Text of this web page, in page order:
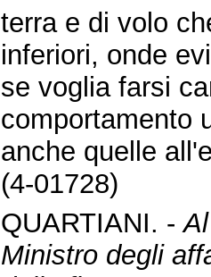
terra e di volo
inferiori, onde
se voglia farsi
comportamento
anche quelle
(4-01728)
QUARTIANI. -
Ministro degli